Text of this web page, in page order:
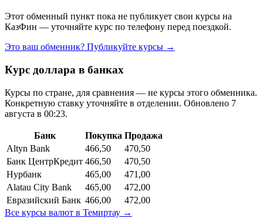
Этот обменный пункт пока не публикует свои курсы на
КазФин — уточняйте курс по телефону перед поездкой.
Это ваш обменник? Публикуйте курсы →
Курс доллара в банках
Курсы по стране, для сравнения — не курсы этого обменника.
Конкретную ставку уточняйте в отделении. Обновлено 7
августа в 00:23.
Банк Покупка Продажа
Altyn Bank
466,50
470,50
Банк ЦентрКредит 466,50
470,50
Нурбанк
465,00
471,00
Alatau City Bank
465,00
472,00
Евразийский Банк 466,00
472,00
Все курсы валют в Темиртау →